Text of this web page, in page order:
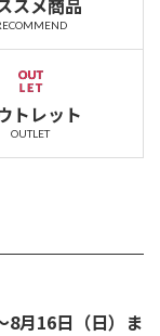
トレット
OUTLET
8月16日（日）ま